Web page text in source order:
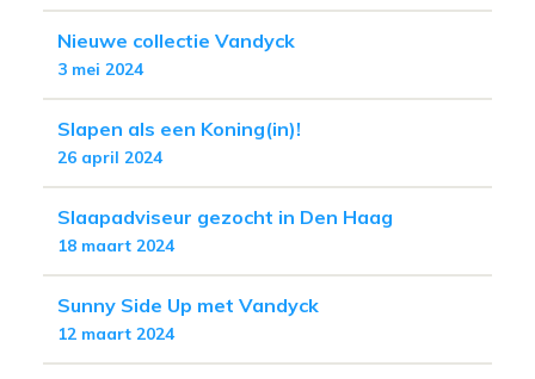
Nieuwe collectie Vandyck
3 mei 2024
Slapen als een Koning(in)!
26 april 2024
Slaapadviseur gezocht in Den Haag
18 maart 2024
Sunny Side Up met Vandyck
12 maart 2024